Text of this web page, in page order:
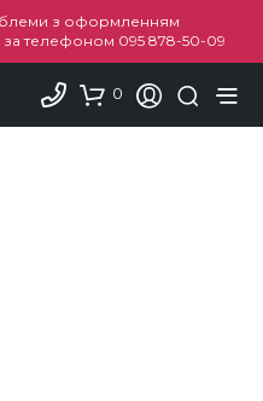
з оформленням
за телефоном 095 878-50-09
0